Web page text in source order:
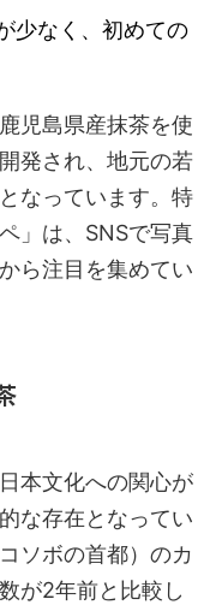
少なく、初めての
児島県産抹茶を使
発され、地元の若
なっています。特
」は、SNSで写真
ら注目を集めてい
本文化への関心が
な存在となってい
ソボの首都）のカ
が2年前と比較し